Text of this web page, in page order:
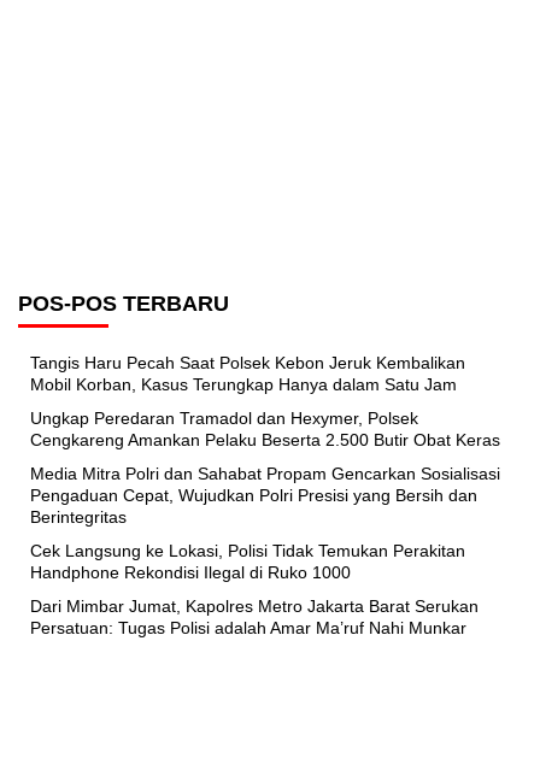
POS-POS TERBARU
Tangis Haru Pecah Saat Polsek Kebon Jeruk Kembalikan
Mobil Korban, Kasus Terungkap Hanya dalam Satu Jam
Ungkap Peredaran Tramadol dan Hexymer, Polsek
Cengkareng Amankan Pelaku Beserta 2.500 Butir Obat Keras
Media Mitra Polri dan Sahabat Propam Gencarkan Sosialisasi
Pengaduan Cepat, Wujudkan Polri Presisi yang Bersih dan
Berintegritas
Cek Langsung ke Lokasi, Polisi Tidak Temukan Perakitan
Handphone Rekondisi Ilegal di Ruko 1000
Dari Mimbar Jumat, Kapolres Metro Jakarta Barat Serukan
Persatuan: Tugas Polisi adalah Amar Ma’ruf Nahi Munkar